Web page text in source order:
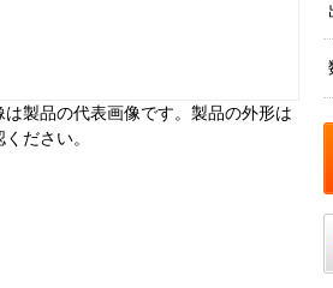
製品の代表画像です。製品の外形は
ださい。